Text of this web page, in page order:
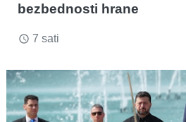
bezbednosti hrane
access_time 7 sati